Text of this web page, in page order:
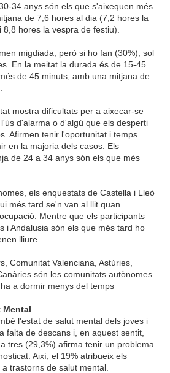
34 anys són els que s'aixequen més
de 7,6 hores al dia (7,2 hores la
hores la vespra de festiu).
migdiada, però si ho fan (30%), sol
En la meitat la durada és de 15-45
de 45 minuts, amb una mitjana de
mostra dificultats per a aixecar-se
d'alarma o d'algú que els desperti
Afirmen tenir l'oportunitat i temps
en la majoria dels casos. Els
de 24 a 34 anys són els que més
els enquestats de Castella i Lleó
més tard se'n van al llit quan
Mentre que els participants
i Andalusia són els que més tard ho
lliure.
Comunitat Valenciana, Astúries,
són les comunitats autònomes
a dormir menys del temps
Mental
l'estat de salut mental dels joves i
falta de descans i, en aquest sentit,
tres (29,3%) afirma tenir un problema
Així, el 19% atribueix els
trastorns de salut mental.